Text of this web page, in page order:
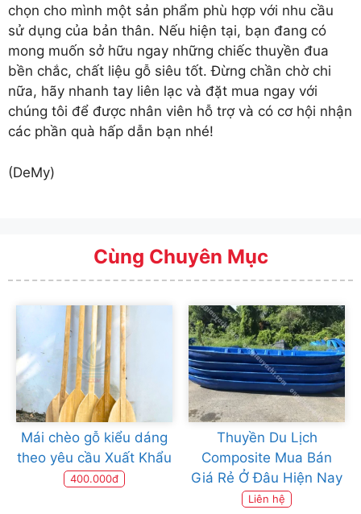
chọn cho mình một sản phẩm phù hợp với nhu cầu
sử dụng của bản thân. Nếu hiện tại, bạn đang có
mong muốn sở hữu ngay những chiếc thuyền đua
bền chắc, chất liệu gỗ siêu tốt. Đừng chần chờ chi
nữa, hãy nhanh tay liên lạc và đặt mua ngay với
chúng tôi để được nhân viên hỗ trợ và có cơ hội nhận
các phần quà hấp dẫn bạn nhé!
(DeMy)
Cùng Chuyên Mục
Mái chèo gỗ kiểu dáng
theo yêu cầu Xuất Khẩu
400.000đ
Thuyền Du Lịch
Composite Mua Bán
Giá Rẻ Ở Đâu Hiện Nay
Liên hệ